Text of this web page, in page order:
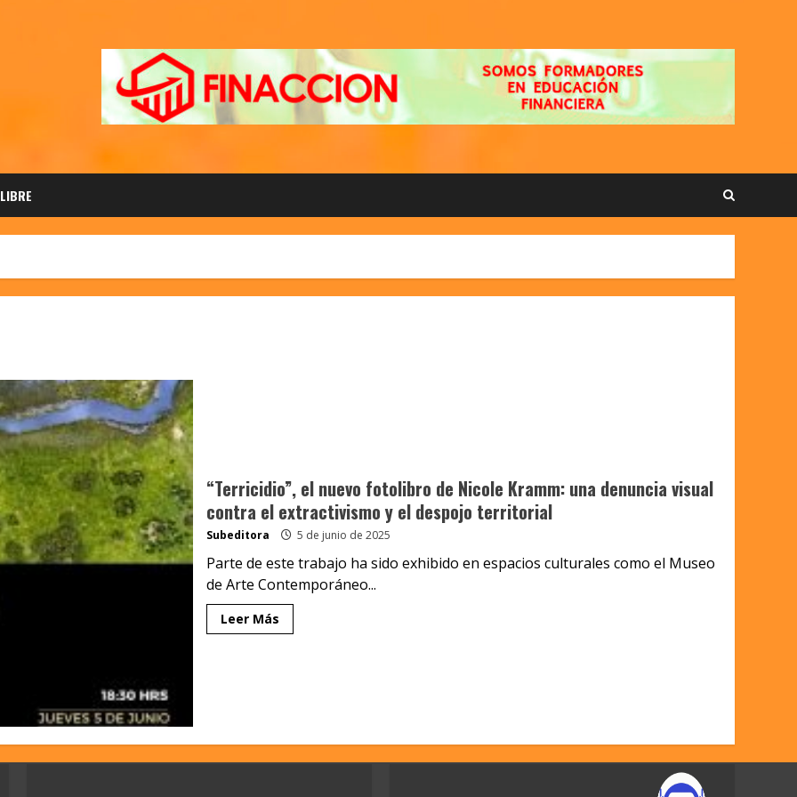
“Terricidio”, el nuevo fotolibro de Nicole Kramm: una denuncia visual
contra el extractivismo y el despojo territorial
Subeditora 5 de junio de 2025
Parte de este trabajo ha sido exhibido en espacios culturales como el Museo
de Arte Contemporáneo...
Leer Más